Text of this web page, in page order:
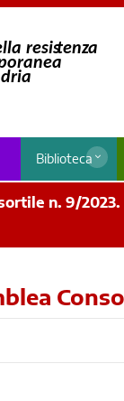
Biblioteca
n. 9/